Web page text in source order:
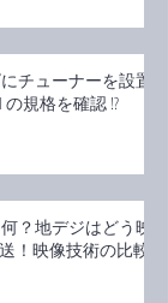
チューナーを設置!
の規格を確認 !?
？地デジはどう映
！映像技術の比較